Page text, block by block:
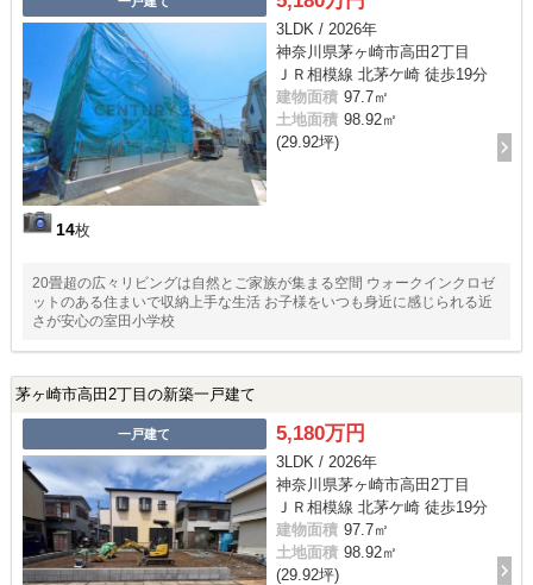
14枚
3LDK / 2026年
神奈川県茅ヶ崎市高田2丁目
ＪＲ相模線 北茅ケ崎 徒歩19分
建物面積 97.7㎡
土地面積 98.92㎡
(29.92坪)
20畳超の広々リビングは自然とご家族が集まる空間 ウォークインクロゼ
ットのある住まいで収納上手な生活 お子様をいつも身近に感じられる近
さが安心の室田小学校
茅ヶ崎市高田2丁目の新築一戸建て
一戸建て 5,180万円
3LDK / 2026年
神奈川県茅ヶ崎市高田2丁目
ＪＲ相模線 北茅ケ崎 徒歩19分
建物面積 97.7㎡
土地面積 98.92㎡
(29.92坪)